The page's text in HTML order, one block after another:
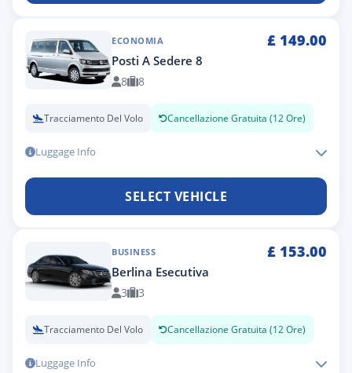
ECONOMIA £ 149.00
Posti A Sedere 8
8 8
Tracciamento Del Volo Cancellazione Gratuita (12 Ore)
Luggage Info
SELECT VEHICLE
BUSINESS £ 153.00
Berlina Esecutiva
3 3
Tracciamento Del Volo Cancellazione Gratuita (12 Ore)
Luggage Info